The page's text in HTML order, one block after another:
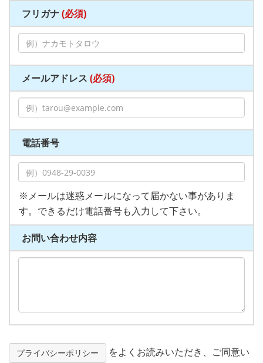
フリガナ(必須)
メールアドレス (必須)
電話番号
※メールは迷惑メールになって届かない事がありま
す。できるだけ電話番号も入力して下さい。
お問い合わせ内容
プライバシーポリシー
をよくお読みいただき、ご同意い